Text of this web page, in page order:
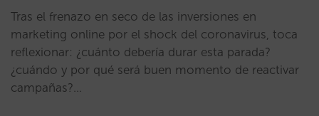
Tras el frenazo en seco de las inversiones en
marketing online por el shock del coronavirus, toca
reflexionar: ¿cuánto debería durar esta parada?
¿cuándo y por qué será buen momento de reactivar
campañas?…